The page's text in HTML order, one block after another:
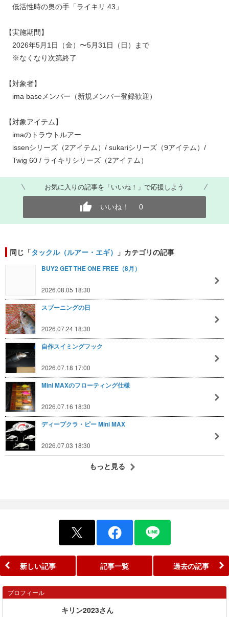
低活性時の奥の手「ライキリ 43」
【実施期間】
2026年5月1日（金）〜5月31日（日）まで
※なくなり次第終了
【対象者】
ima baseメンバー（新規メンバー登録歓迎）
【対象アイテム】
imaのトラウトルアー
issenシリーズ（2アイテム）/ sukariシリーズ（9アイテム）/
Twig 60 / ライキリシリーズ（2アイテム）
お気に入りの記事を「いいね！」で応援しよう
いいね！ 0
同じ「タックル（ルアー・エギ） 」カテゴリの記事
BUY2 GET THE ONE FREE（8月）
2026.08.05 18:30
スプーニングの日
2026.07.24 18:30
自作スイミングフック
2026.07.18 17:00
Mini MAXのフローティング仕様
2026.07.16 18:30
ディープクラ・ピー Mini MAX
2026.07.03 18:30
もっと見る
新しい記事 記事一覧 過去の記事
プロフィール
キリン2023さん